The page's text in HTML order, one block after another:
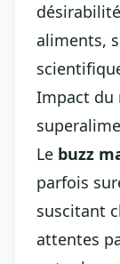
aliments,
Impact du
Le buzz
parfois
suscitant
attentes